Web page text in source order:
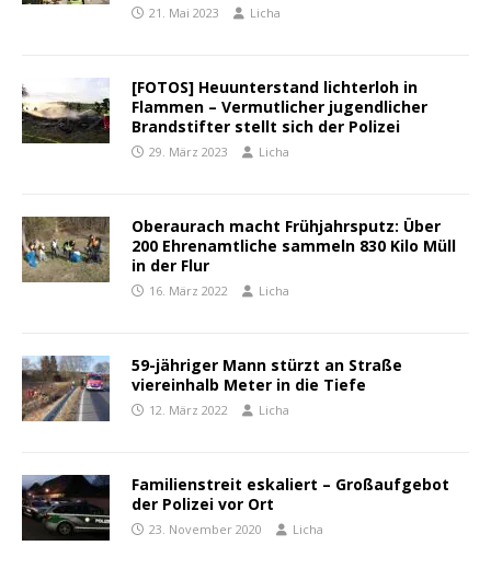
21. Mai 2023 Licha
[FOTOS] Heuunterstand lichterloh in
Flammen – Vermutlicher jugendlicher
Brandstifter stellt sich der Polizei
29. März 2023 Licha
Oberaurach macht Frühjahrsputz: Über
200 Ehrenamtliche sammeln 830 Kilo Müll
in der Flur
16. März 2022 Licha
59-jähriger Mann stürzt an Straße
viereinhalb Meter in die Tiefe
12. März 2022 Licha
Familienstreit eskaliert – Großaufgebot
der Polizei vor Ort
23. November 2020 Licha